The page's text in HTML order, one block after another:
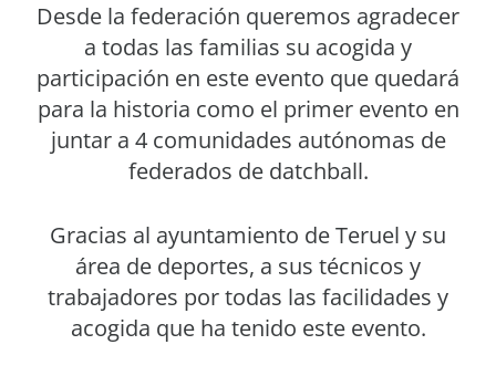
Desde la federación queremos agradecer
a todas las familias su acogida y
participación en este evento que quedará
para la historia como el primer evento en
juntar a 4 comunidades autónomas de
federados de datchball.
Gracias al ayuntamiento de Teruel y su
área de deportes, a sus técnicos y
trabajadores por todas las facilidades y
acogida que ha tenido este evento.